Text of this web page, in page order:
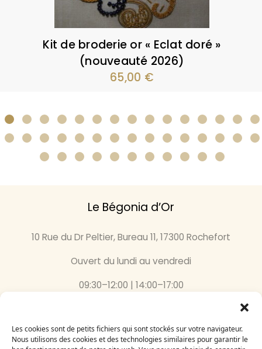
Les cookies sont de petits fichiers qui sont stockés sur votre navigateur.
Nous utilisons des cookies et des technologies similaires pour garantir le
Kit de broderie or « Eclat doré »
(nouveauté 2026)
65,00 €
Le Bégonia d’Or
10 Rue du Dr Peltier, Bureau 11, 17300 Rochefort
Ouvert du lundi au vendredi
09:30–12:00 | 14:00–17:00
Inscrivez-vous